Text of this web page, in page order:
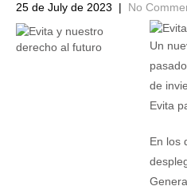
25 de July de 2023 | No
Un
de
Evita
En los